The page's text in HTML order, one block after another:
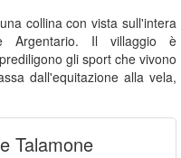
collina con vista sull'intera
Argentario. Il villaggio è
gli sport che vivono
dall'equitazione alla vela,
Talamone